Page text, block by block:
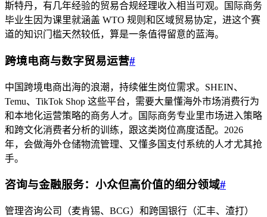
斯特丹，有几年经验的贸易合规经理收入相当可观。国际商务
毕业生因为课里就涵盖 WTO 规则和区域贸易协定，进这个赛
道的知识门槛天然较低，算是一条值得留意的蓝海。
跨境电商与数字贸易运营#
中国跨境电商出海的浪潮，持续催生岗位需求。SHEIN、
Temu、TikTok Shop 这些平台，需要大量懂海外市场消费行为
和本地化运营策略的商务人才。国际商务专业里市场进入策略
和跨文化消费者分析的训练，跟这类岗位高度适配。2026
年，会做海外仓储物流管理、又懂多国支付系统的人才尤其抢
手。
咨询与金融服务：小众但高价值的细分领域#
管理咨询公司（麦肯锡、BCG）和跨国银行（汇丰、渣打）